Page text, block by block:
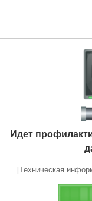
Идет
[Техническая